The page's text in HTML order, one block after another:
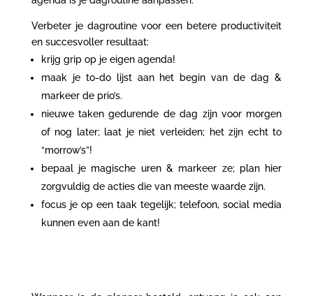
Verbeter je dagroutine voor een betere productiviteit
en succesvoller resultaat:
krijg grip op je eigen agenda!
maak je to-do lijst aan het begin van de dag &
markeer de prio’s.
nieuwe taken gedurende de dag zijn voor morgen
of nog later; laat je niet verleiden; het zijn echt to
“morrow’s”!
bepaal je magische uren & markeer ze; plan hier
zorgvuldig de acties die van meeste waarde zijn.
focus je op een taak tegelijk; telefoon, social media
kunnen even aan de kant!